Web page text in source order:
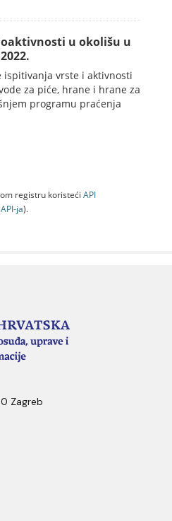
u okolišu u
ispitivanja vrste i aktivnosti
za piće, hrane i hrane za
programu praćenja
registru koristeći API
jа).